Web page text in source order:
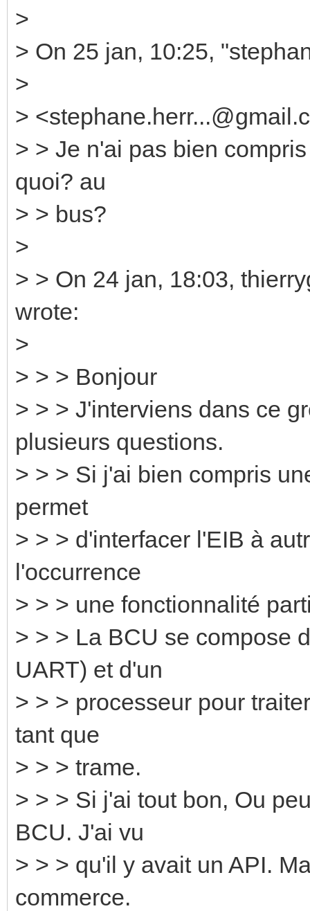
>
> On 25 jan, 10:25,
>
>
> > Je n'ai pas bien
quoi? au
> > bus?
>
> > On 24 jan, 18:03,
wrote:
>
> > > Bonjour
> > > J'interviens dans ce
plusieurs questions.
> > > Si j'ai bien compris
permet
> > > d'interfacer l'EIB à
l'occurrence
> > > une fonctionnalité
> > > La BCU se compose
UART) et d'un
> > > processeur pour
tant que
> > > trame.
> > > Si j'ai tout bon, Ou
BCU. J'ai vu
> > > qu'il y avait un API.
commerce.